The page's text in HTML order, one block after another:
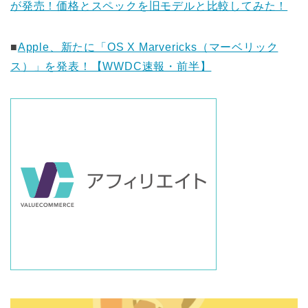
が発売！価格とスペックを旧モデルと比較してみた！
■Apple、新たに「OS X Marvericks（マーベリック
ス）」を発表！【WWDC速報・前半】